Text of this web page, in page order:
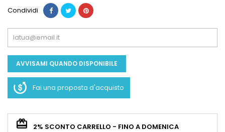
Condividi
AVVISAMI QUANDO DISPONIBILE
Fai una proposta d'acquisto
2% SCONTO CARRELLO - FINO A DOMENICA